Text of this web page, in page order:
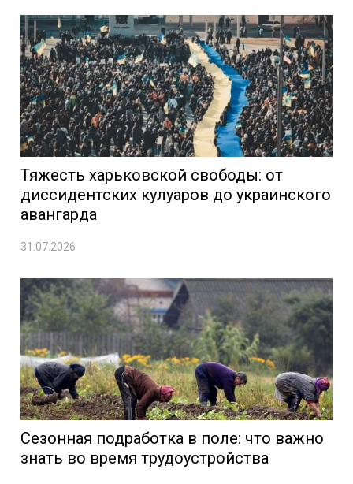
Тяжесть харьковской свободы: от
диссидентских кулуаров до украинского
авангарда
31.07.2026
Сезонная подработка в поле: что важно
знать во время трудоустройства